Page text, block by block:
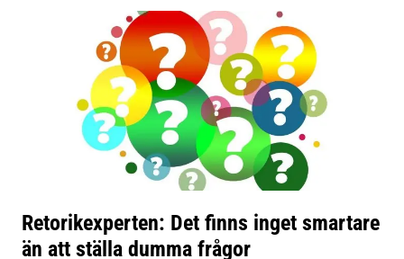
Retorikexperten: Det finns inget smartare
än att ställa dumma frågor